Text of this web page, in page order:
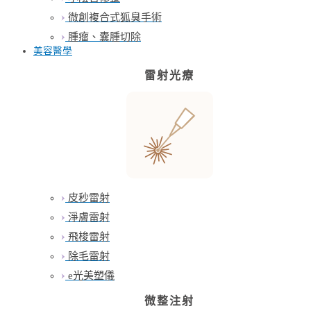
微創複合式狐臭手術
腫瘤、囊腫切除
美容醫學
雷射光療
皮秒雷射
淨膚雷射
飛梭雷射
除毛雷射
e光美塑儀
微整注射